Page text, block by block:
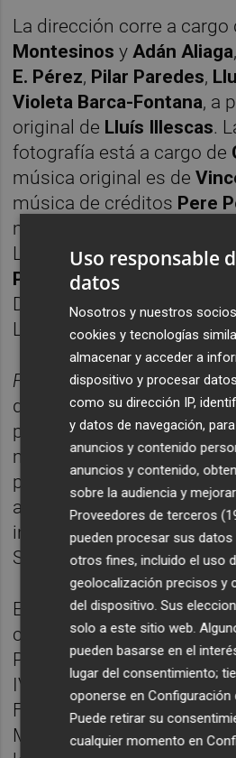
La dirección corre a cargo
Montesinosy Adán Aliaga
E. Pérez, Pilar Paredes,
Violeta Barca-Fontana, a
original de Lluís Illescas.
fotografía está a cargo de
música original es de
música de créditos Pere
montaje de
La producción ejecutiva se
Paloma Mora
Domínguez y Dani Bagur
Leonel Vieira de Volf
Favàritxsigue la
desaparición que pronto
parte de una trama mucho
medida que avanza la
protagonistas descubren
asesino en serie y de una
internacional de
Simão Tavares.
El proyecto coproducción
cuenta con la financiación
Pilot programme for
IVC, ICIB, Consell Insular
Fundació Foment del
Menorca Film Comission.
Uso responsable
datos
Nosotros y nuestros
cookies y tecnologías
almacenar y acceder a
dispositivo y procesar
como su dirección IP,
y datos de navegación,
anuncios y contenido
anuncios y contenido,
sobre la audiencia y
Proveedores de terceros
pueden procesar sus
otros fines, incluido el uso
geolocalización precisos y
del dispositivo. Sus
solo a este sitio web.
pueden basarse en el
lugar del consentimiento;
oponerse enConfiguración
Puede retirar su
cualquier momento en